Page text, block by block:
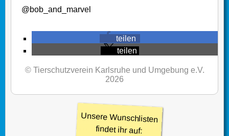
@bob_and_marvel
teilen
teilen
© Tierschutzverein Karlsruhe und Umgebung e.V.
2026
Unsere Wunschlisten
findet ihr auf: